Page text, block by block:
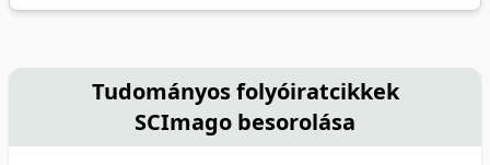
Tudományos folyóiratcikkek
SCImago besorolása